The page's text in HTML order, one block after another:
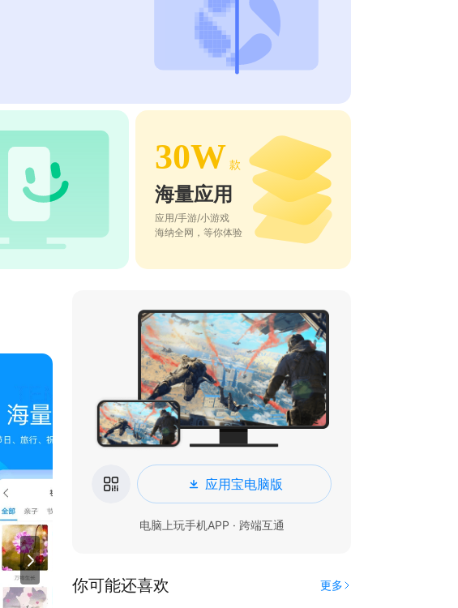
30W 款
海量应用
应用/手游/小游戏
海纳全网，等你体验
应用宝电脑版
电脑上玩手机APP · 跨端互通
你可能还喜欢 更多